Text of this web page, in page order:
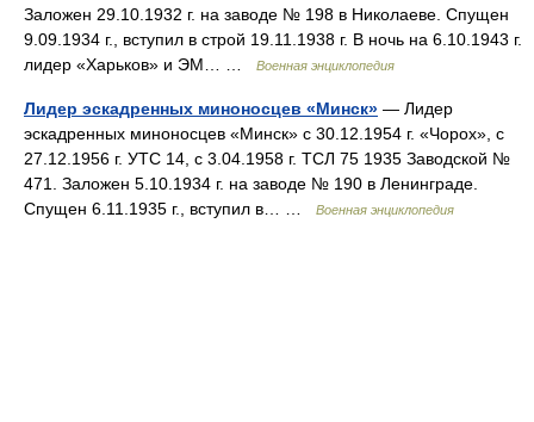
Заложен 29.10.1932 г. на заводе № 198 в Николаеве. Спущен
9.09.1934 г., вступил в строй 19.11.1938 г. В ночь на 6.10.1943 г.
лидер «Харьков» и ЭМ… …
Военная энциклопедия
Лидер эскадренных миноносцев «Минск» — Лидер
эскадренных миноносцев «Минск» с 30.12.1954 г. «Чорох», с
27.12.1956 г. УТС 14, с 3.04.1958 г. ТСЛ 75 1935 Заводской №
471. Заложен 5.10.1934 г. на заводе № 190 в Ленинграде.
Спущен 6.11.1935 г., вступил в… …
Военная энциклопедия